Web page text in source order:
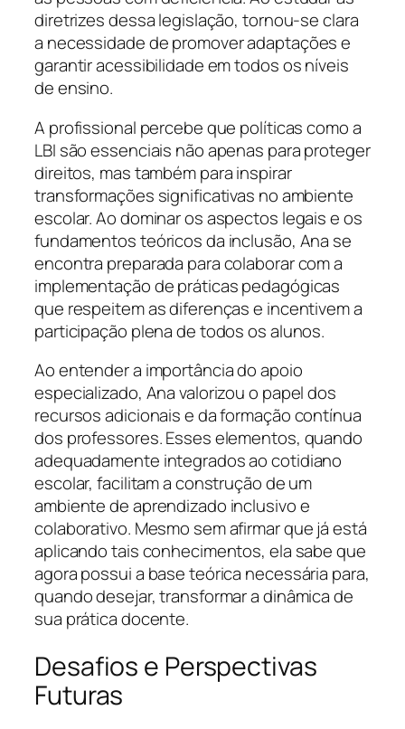
diretrizes dessa legislação, tornou-se clara
a necessidade de promover adaptações e
garantir acessibilidade em todos os níveis
de ensino.
A profissional percebe que políticas como a
LBI são essenciais não apenas para proteger
direitos, mas também para inspirar
transformações significativas no ambiente
escolar. Ao dominar os aspectos legais e os
fundamentos teóricos da inclusão, Ana se
encontra preparada para colaborar com a
implementação de práticas pedagógicas
que respeitem as diferenças e incentivem a
participação plena de todos os alunos.
Ao entender a importância do apoio
especializado, Ana valorizou o papel dos
recursos adicionais e da formação contínua
dos professores. Esses elementos, quando
adequadamente integrados ao cotidiano
escolar, facilitam a construção de um
ambiente de aprendizado inclusivo e
colaborativo. Mesmo sem afirmar que já está
aplicando tais conhecimentos, ela sabe que
agora possui a base teórica necessária para,
quando desejar, transformar a dinâmica de
sua prática docente.
Desafios e Perspectivas
Futuras